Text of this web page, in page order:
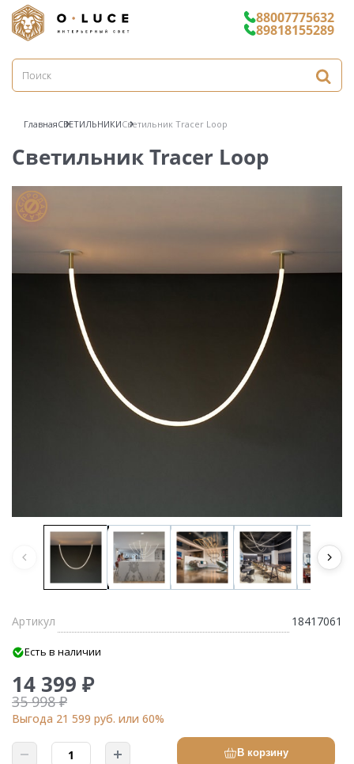
88007775632
89818155289
ГлавнаяСВЕТИЛЬНИКИСветильник Tracer Loop
Светильник Tracer Loop
Артикул 18417061
Есть в наличии
14 399 ₽
35 998 ₽
Выгода 21 599 руб. или 60%
В корзину